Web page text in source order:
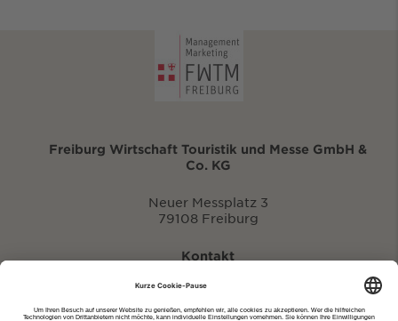
Freiburg Wirtschaft Touristik und Messe GmbH &
Co. KG
Neuer Messplatz 3
79108 Freiburg
Kontakt
eventportal@fwtm.de